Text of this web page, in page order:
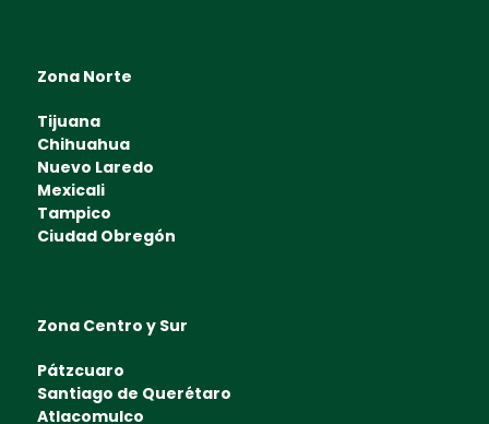
Zona Norte
Tijuana
Chihuahua
Nuevo Laredo
Mexicali
Tampico
Ciudad Obregón
Zona Centro y Sur
Pátzcuaro
Santiago de Querétaro
Atlacomulco